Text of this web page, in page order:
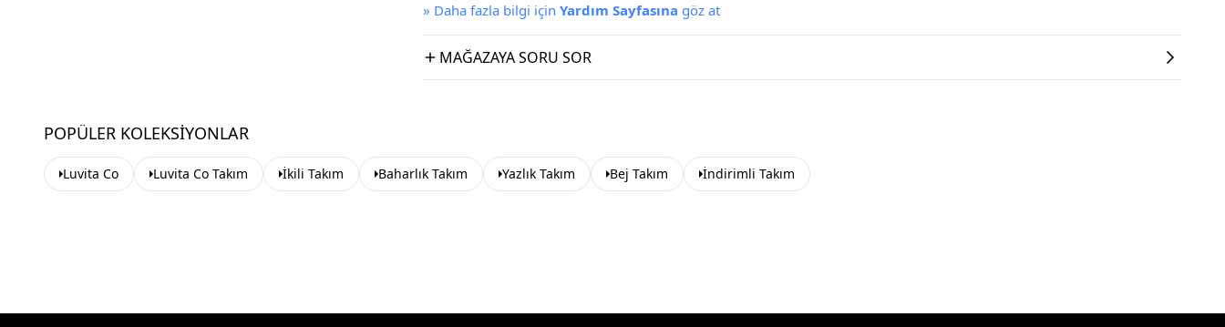
» Daha fazla bilgi için Yardım Sayfasına göz at
MAĞAZAYA SORU SOR
POPÜLER KOLEKSIYONLAR
Luvita Co Luvita Co Takım İkili Takım Baharlık Takım Yazlık Takım Bej Takım İndirimli Takım